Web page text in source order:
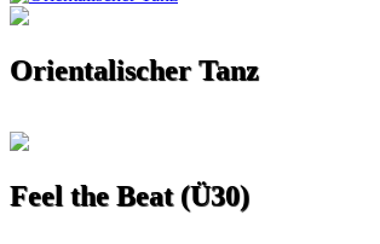
Orientalischer Tanz
Feel the Beat (Ü30)